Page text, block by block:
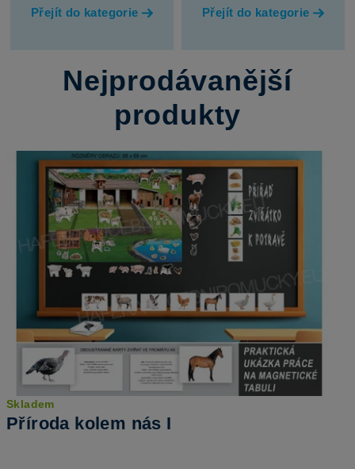
Přejít do kategorie Přejít do kategorie
Nejprodávanější
produkty
Skladem
Příroda kolem nás I